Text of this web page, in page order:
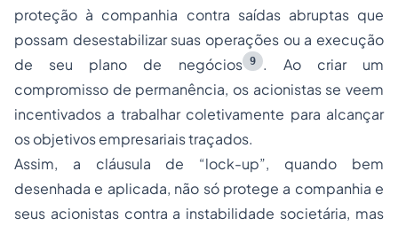
proteção à companhia contra saídas abruptas que
possam desestabilizar suas operações ou a execução
de seu plano de negócios
9 . Ao criar um
compromisso de permanência, os acionistas se veem
incentivados a trabalhar coletivamente para alcançar
os objetivos empresariais traçados.
Assim, a cláusula de “lock-up”, quando bem
desenhada e aplicada, não só protege a companhia e
seus acionistas contra a instabilidade societária, mas